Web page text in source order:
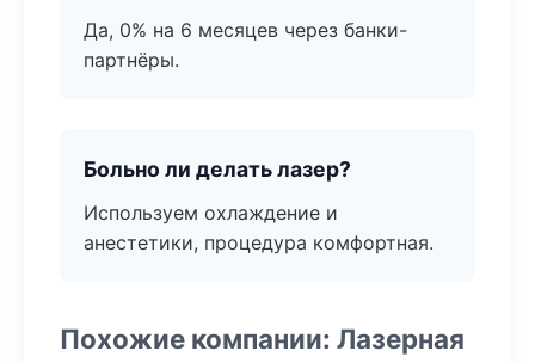
Да, 0% на 6 месяцев через банки-
партнёры.
Больно ли делать лазер?
Используем охлаждение и
анестетики, процедура комфортная.
Похожие компании: Лазерная